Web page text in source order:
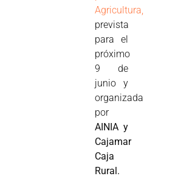
Agricultura,
prevista
para el
próximo
9 de
junio y
organizada
por
AINIA y
Cajamar
Caja
Rural.